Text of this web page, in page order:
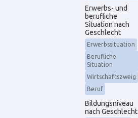
Erwerbs- und
berufliche
Situation nach
Geschlecht
Erwerbssituation
Berufliche
Situation
Wirtschaftszweig
Beruf
Bildungsniveau
nach Geschlecht